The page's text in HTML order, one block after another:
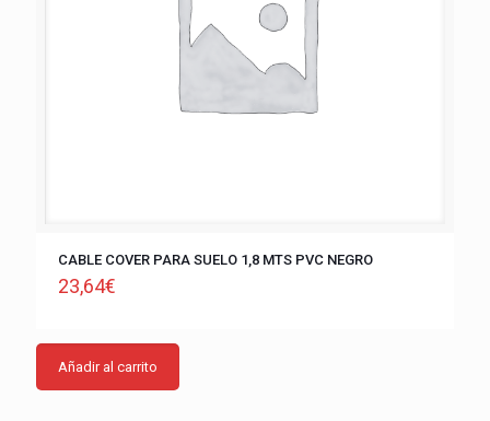
CABLE COVER PARA SUELO 1,8 MTS PVC NEGRO
23,64€
Añadir al carrito